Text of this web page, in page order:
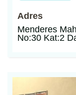
Adres
Menderes
No:30 Kat:2